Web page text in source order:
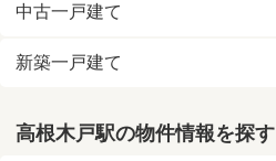
中古一戸建て
新築一戸建て
高根木戸駅の物件情報を探す